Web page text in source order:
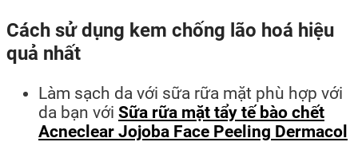
Cách sử dụng kem chống lão hoá hiệu
quả nhất
Làm sạch da với sữa rữa mặt phù hợp với
da bạn với Sữa rữa mặt tẩy tế bào chết
Acneclear Jojoba Face Peeling Dermacol